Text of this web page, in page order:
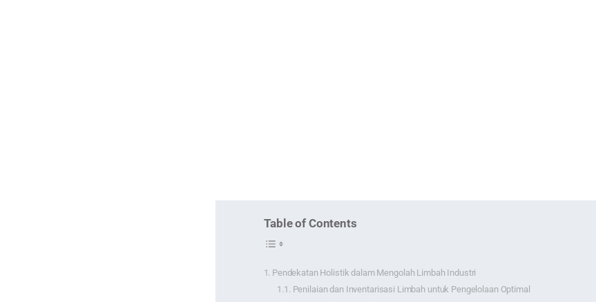
Table of Contents
Pendekatan Holistik dalam Mengolah Limbah Industri
Penilaian dan Inventarisasi Limbah untuk Pengelolaan Optimal